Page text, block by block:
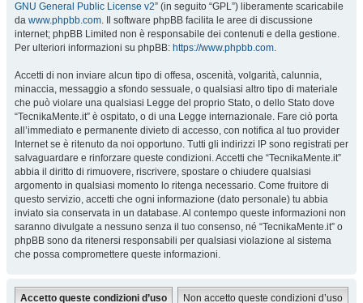
GNU General Public License v2” (in seguito “GPL”) liberamente scaricabile
da www.phpbb.com. Il software phpBB facilita le aree di discussione
internet; phpBB Limited non è responsabile dei contenuti e della gestione.
Per ulteriori informazioni su phpBB: https://www.phpbb.com.
Accetti di non inviare alcun tipo di offesa, oscenità, volgarità, calunnia,
minaccia, messaggio a sfondo sessuale, o qualsiasi altro tipo di materiale
che può violare una qualsiasi Legge del proprio Stato, o dello Stato dove
“TecnikaMente.it” è ospitato, o di una Legge internazionale. Fare ciò porta
all’immediato e permanente divieto di accesso, con notifica al tuo provider
Internet se è ritenuto da noi opportuno. Tutti gli indirizzi IP sono registrati per
salvaguardare e rinforzare queste condizioni. Accetti che “TecnikaMente.it”
abbia il diritto di rimuovere, riscrivere, spostare o chiudere qualsiasi
argomento in qualsiasi momento lo ritenga necessario. Come fruitore di
questo servizio, accetti che ogni informazione (dato personale) tu abbia
inviato sia conservata in un database. Al contempo queste informazioni non
saranno divulgate a nessuno senza il tuo consenso, né “TecnikaMente.it” o
phpBB sono da ritenersi responsabili per qualsiasi violazione al sistema
che possa compromettere queste informazioni.